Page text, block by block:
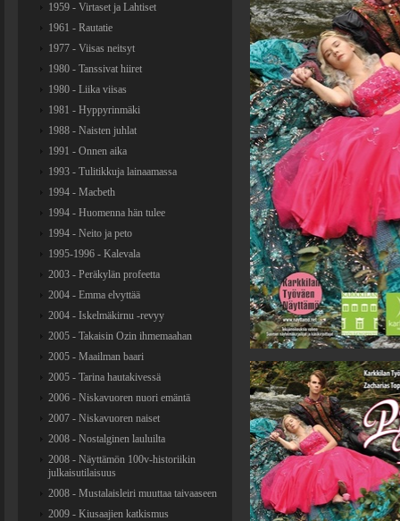
1959 - Virtaset ja Lahtiset
1961 - Rautatie
1977 - Viisas neitsyt
1980 - Tanssivat hiiret
1980 - Liika viisas
1981 - Hyppyrinmäki
1988 - Naisten juhlat
1991 - Onnen aika
1993 - Tulitikkuja lainaamassa
1994 - Macbeth
1994 - Huomenna hän tulee
1994 - Neito ja peto
1995-1996 - Kalevala
2003 - Peräkylän profeetta
2004 - Emma elvyttää
2004 - Iskelmäkirnu -revyy
2005 - Takaisin Ozin ihmemaahan
2005 - Maailman baari
2005 - Tarina hautakivessä
2006 - Niskavuoren nuori emäntä
2007 - Niskavuoren naiset
2008 - Nostalginen lauluilta
2008 - Näyttämön 100v-historiikin
julkaisutilaisuus
2008 - Mustalaisleiri muuttaa taivaaseen
2009 - Kiusaajien katkismus